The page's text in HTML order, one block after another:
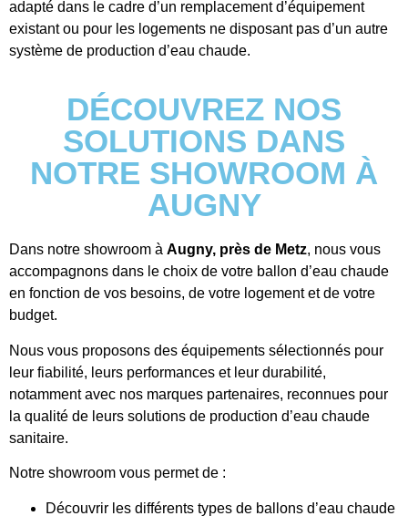
adapté dans le cadre d’un remplacement d’équipement
existant ou pour les logements ne disposant pas d’un autre
système de production d’eau chaude.
DÉCOUVREZ NOS
SOLUTIONS DANS
NOTRE SHOWROOM À
AUGNY
Dans notre showroom à Augny, près de Metz, nous vous
accompagnons dans le choix de votre ballon d’eau chaude
en fonction de vos besoins, de votre logement et de votre
budget.
Nous vous proposons des équipements sélectionnés pour
leur fiabilité, leurs performances et leur durabilité,
notamment avec nos marques partenaires, reconnues pour
la qualité de leurs solutions de production d’eau chaude
sanitaire.
Notre showroom vous permet de :
Découvrir les différents types de ballons d’eau chaude